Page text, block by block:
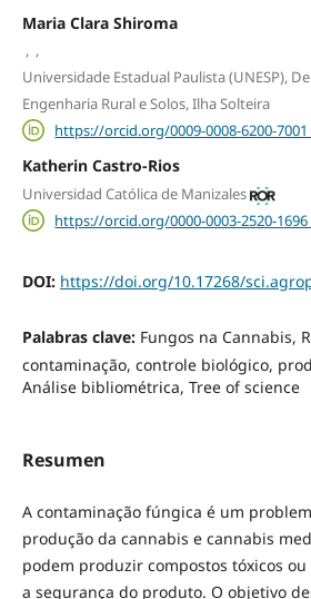
Maria Clara Shiroma
, ,
Universidade Estadual Paulista (UNESP),
Engenharia Rural e Solos, Ilha Solteira
https://orcid.org/0009-0008-6200-
Katherin Castro-Rios
Universidad Católica de Manizales
https://orcid.org/0000-0003-2520-
DOI: https://doi.org/10.17268/
Palabras clave: Fungos na Cannabis,
contaminação, controle biológico,
Análise bibliométrica, Tree of science
Resumen
A contaminação fúngica é um
produção da cannabis e cannabis
podem produzir compostos tóxicos
a segurança do produto. O objetivo